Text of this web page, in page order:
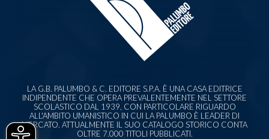
LA G.B. PALUMBO & C. EDITORE S.P.A. È UNA CASA EDITRICE
INDIPENDENTE CHE OPERA PREVALENTEMENTE NEL SETTORE
SCOLASTICO DAL 1939, CON PARTICOLARE RIGUARDO
ALL'AMBITO UMANISTICO IN CUI LA PALUMBO È LEADER DI
MERCATO. ATTUALMENTE IL SUO CATALOGO STORICO CONTA
OLTRE 7.000 TITOLI PUBBLICATI.